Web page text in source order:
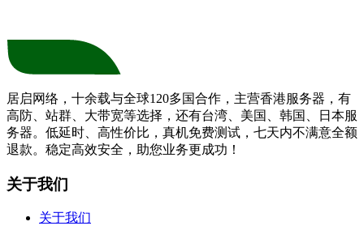
居启网络，十余载与全球120多国合作，主营香港服务器，有
高防、站群、大带宽等选择，还有台湾、美国、韩国、日本服
务器。低延时、高性价比，真机免费测试，七天内不满意全额
退款。稳定高效安全，助您业务更成功！
关于我们
关于我们